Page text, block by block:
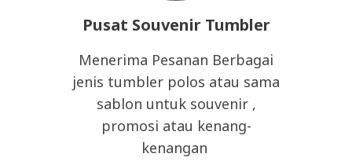
Pusat Souvenir Tumbler
Menerima Pesanan Berbagai
jenis tumbler polos atau sama
sablon untuk souvenir ,
promosi atau kenang-
kenangan